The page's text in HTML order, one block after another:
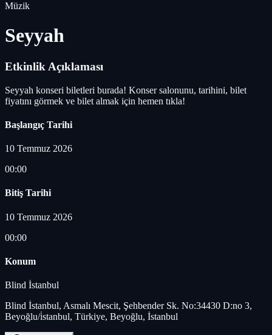
Müzik
Seyyah
Etkinlik Açıklaması
Seyyah konseri biletleri burada! Konser salonunu, tarihini, bilet
fiyatını görmek ve bilet almak için hemen tıkla!
Başlangıç Tarihi
10 Temmuz 2026
00:00
Bitiş Tarihi
10 Temmuz 2026
00:00
Konum
Blind İstanbul
Blind İstanbul, Asmalı Mescit, Şehbender Sk. No:34430 D:no 3,
Beyoğlu/i̇stanbul, Türkiye, Beyoğlu, İstanbul